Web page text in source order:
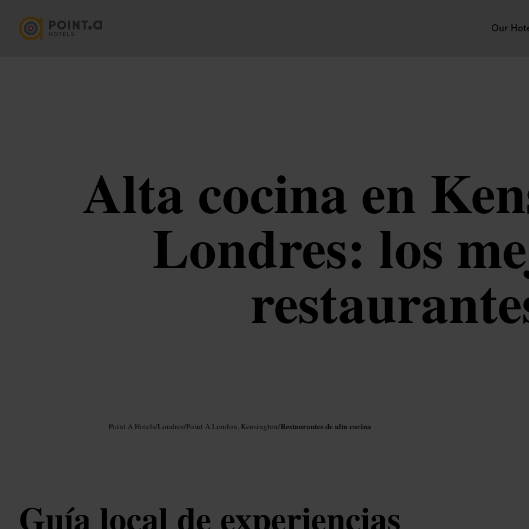
Our
Alta cocina en
Londres: los
Point A Hotels/Londres/Point A London, Kensington/Restaurantes de alta cocina
Guía local de experiencias